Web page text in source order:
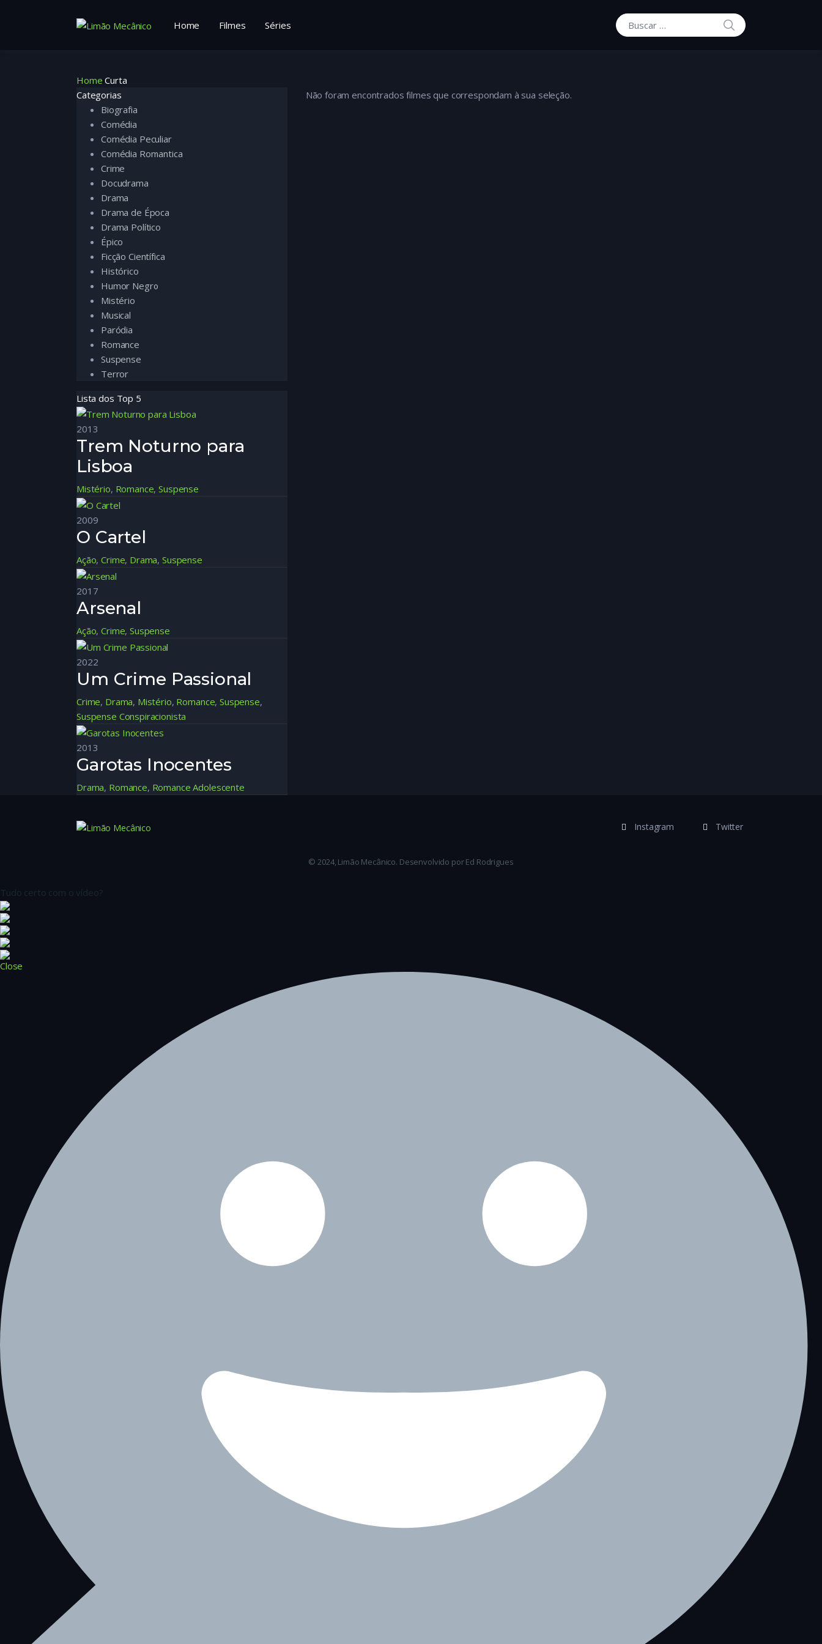
Home Filmes Séries
Buscar por:
BUSCAR
Home Curta
Não foram encontrados filmes que correspondam à sua seleção.
Categorias
Biografia
Comédia
Comédia Peculiar
Comédia Romantica
Crime
Docudrama
Drama
Drama de Época
Drama Político
Épico
Ficção Científica
Histórico
Humor Negro
Mistério
Musical
Paródia
Romance
Suspense
Terror
Lista dos Top 5
2013
Trem Noturno para
Lisboa
Mistério, Romance,Suspense
2009
O Cartel
Ação,Crime, Drama,Suspense
2017
Arsenal
Ação,Crime,Suspense
2022
Um Crime Passional
Crime, Drama, Mistério, Romance,Suspense,
Suspense Conspiracionista
2013
Garotas Inocentes
Drama, Romance, Romance Adolescente
Instagram Twitter
© 2024, Limão Mecânico. Desenvolvido por Ed Rodrigues
Tudo certo com o vídeo?
Close